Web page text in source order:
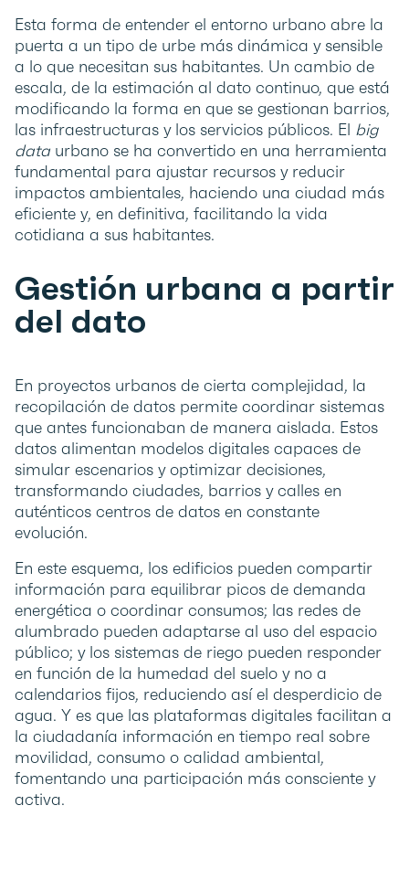
Esta forma de entender el entorno urbano abre la
puerta a un tipo de urbe más dinámica y sensible
a lo que necesitan sus habitantes. Un cambio de
escala, de la estimación al dato continuo, que está
modificando la forma en que se gestionan barrios,
las infraestructuras y los servicios públicos. El big
data urbano se ha convertido en una herramienta
fundamental para ajustar recursos y reducir
impactos ambientales, haciendo una ciudad más
eficiente y, en definitiva, facilitando la vida
cotidiana a sus habitantes.
Gestión urbana a partir
del dato
En proyectos urbanos de cierta complejidad, la
recopilación de datos permite coordinar sistemas
que antes funcionaban de manera aislada. Estos
datos alimentan modelos digitales capaces de
simular escenarios y optimizar decisiones,
transformando ciudades, barrios y calles en
auténticos centros de datos en constante
evolución.
En este esquema, los edificios pueden compartir
información para equilibrar picos de demanda
energética o coordinar consumos; las redes de
alumbrado pueden adaptarse al uso del espacio
público; y los sistemas de riego pueden responder
en función de la humedad del suelo y no a
calendarios fijos, reduciendo así el desperdicio de
agua. Y es que las plataformas digitales facilitan a
la ciudadanía información en tiempo real sobre
movilidad, consumo o calidad ambiental,
fomentando una participación más consciente y
activa.